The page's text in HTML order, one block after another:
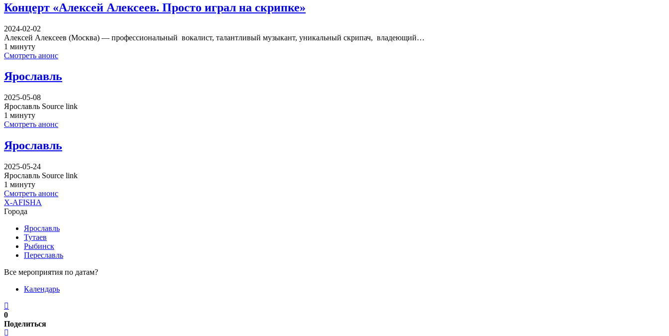
Концерт «Алексей Алексеев. Просто играл на скрипке»
2024-02-02
Алексей Алексеев (Москва) — профессиональный вокалист, талантливый музыкант, уникальный скрипач, владеющий…
1 минуту
Смотреть анонс
Ярославль
2025-05-08
Ярославль Source link
1 минуту
Смотреть анонс
Ярославль
2025-05-24
Ярославль Source link
1 минуту
Смотреть анонс
X-AFISHA
Города
Ярославль
Тутаев
Рыбинск
Переславль
Все мероприятия по датам?
Календарь
0
Поделиться